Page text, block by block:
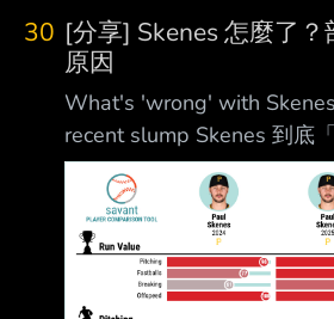
心打線的長打能力和跑壘積
段擴大比分。 東筑則屬於
冷，必須依靠王牌投手壓制
打、盜壘 等戰術搶分，把
一旦形成打擊戰，神村學園
我預測：神村學園勝(80%)
說在地方大會虐菜上來的，
是非常省球數的滾地 球
30 [分享] Skenes 怎麼了
原因
What's 'wrong' with
recent slump Skenes 到底
析他近期低潮的原因。
Sawchik https://
skenes-2026-metrics-
The question seemed
What's wrong with Pa